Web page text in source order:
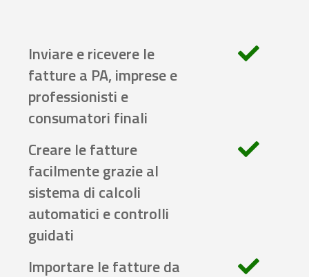
Inviare e ricevere le
fatture a PA, imprese e
professionisti e
consumatori finali
Creare le fatture
facilmente grazie al
sistema di calcoli
automatici e controlli
guidati
Importare le fatture da